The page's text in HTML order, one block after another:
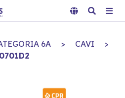
6A > CAVI
>
0701D2